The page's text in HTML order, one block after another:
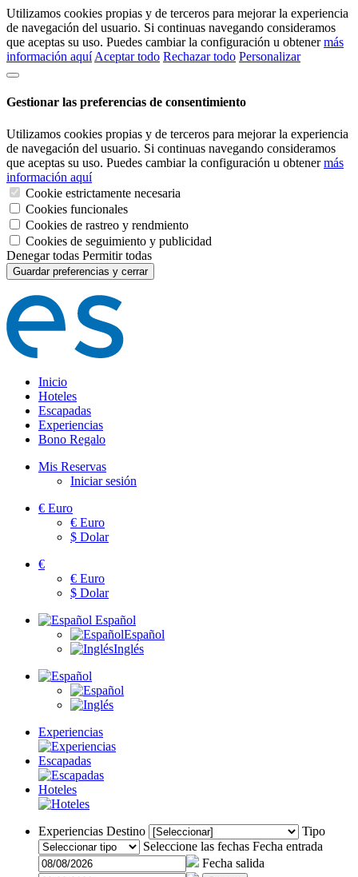
Utilizamos cookies propias y de terceros para mejorar la experiencia
de navegación del usuario. Si continuas navegando consideramos
que aceptas su uso. Puedes cambiar la configuración u obtenermás
información aquí Aceptar todo Rechazar todo Personalizar
Gestionar las preferencias de consentimiento
Utilizamos cookies propias y de terceros para mejorar la experiencia
de navegación del usuario. Si continuas navegando consideramos
que aceptas su uso. Puedes cambiar la configuración u obtenermás
información aquí
Cookie estrictamente necesaria
Cookies funcionales
Cookies de rastreo y rendmiento
Cookies de seguimiento y publicidad
Denegar todas Permitir todas
Guardar preferencias y cerrar
Inicio
Hoteles
Escapadas
Experiencias
Bono Regalo
Mis Reservas
Iniciar sesión
€ Euro
€ Euro
$ Dolar
€
€ Euro
$ Dolar
Español
Español
Inglés
Experiencias
Escapadas
Hoteles
Experiencias Destino
Tipo
Seleccione las fechas Fecha entrada
Fecha salida